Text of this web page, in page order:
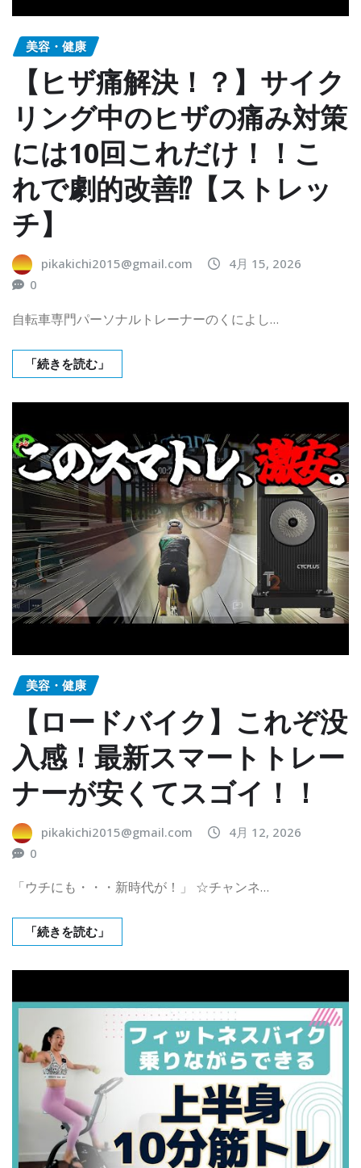
美容・健康
【ヒザ痛解決！？】サイク
リング中のヒザの痛み対策
には10回これだけ！！こ
れで劇的改善⁉︎【ストレッ
チ】
pikakichi2015@gmail.com
4月 15, 2026
0
自転車専門パーソナルトレーナーのくによし…
「続きを読む」
美容・健康
【ロードバイク】これぞ没
入感！最新スマートトレー
ナーが安くてスゴイ！！
pikakichi2015@gmail.com
4月 12, 2026
0
「ウチにも・・・新時代が！」 ☆チャンネ…
「続きを読む」